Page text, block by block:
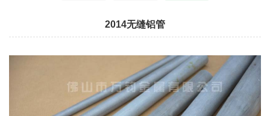
2014无缝铝管